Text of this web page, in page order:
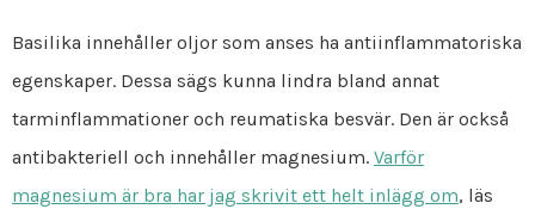
Basilika innehåller oljor som anses ha antiinflammatoriska
egenskaper. Dessa sägs kunna lindra bland annat
tarminflammationer och reumatiska besvär. Den är också
antibakteriell och innehåller magnesium. Varför
magnesium är bra har jag skrivit ett helt inlägg om, läs